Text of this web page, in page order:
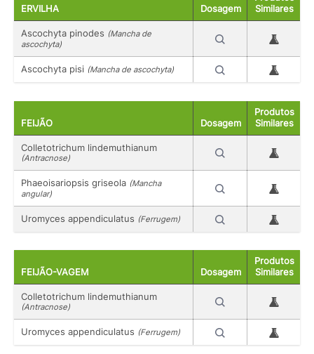
ERVILHA Dosagem
Similares
Ascochyta pinodes (Mancha de
ascochyta)
Ascochyta pisi (Mancha de ascochyta)
FEIJÃO Dosagem
Produtos
Similares
Colletotrichum lindemuthianum
(Antracnose)
Phaeoisariopsis griseola (Mancha
angular)
Uromyces appendiculatus (Ferrugem)
FEIJÃO-VAGEM Dosagem
Produtos
Similares
Colletotrichum lindemuthianum
(Antracnose)
Uromyces appendiculatus (Ferrugem)